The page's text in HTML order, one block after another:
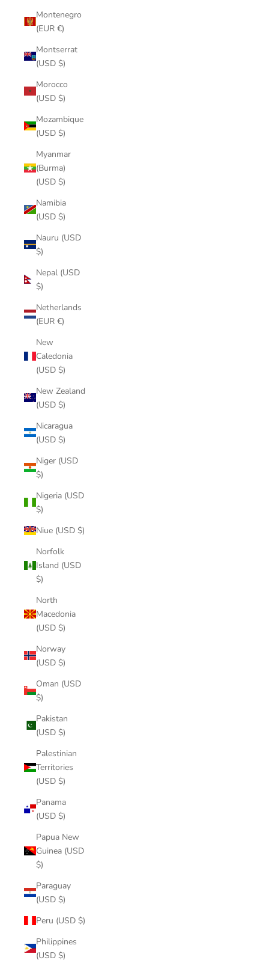
Montenegro
(EUR €)
Montserrat
(USD $)
Morocco
(USD $)
Mozambique
(USD $)
Myanmar
(Burma)
(USD $)
Namibia
(USD $)
Nauru (USD
$)
Nepal (USD
$)
Netherlands
(EUR €)
New
Caledonia
(USD $)
New Zealand
(USD $)
Nicaragua
(USD $)
Niger (USD
$)
Nigeria (USD
$)
Niue (USD $)
Norfolk
Island (USD
$)
North
Macedonia
(USD $)
Norway
(USD $)
Oman (USD
$)
Pakistan
(USD $)
Palestinian
Territories
(USD $)
Panama
(USD $)
Papua New
Guinea (USD
$)
Paraguay
(USD $)
Peru (USD $)
Philippines
(USD $)